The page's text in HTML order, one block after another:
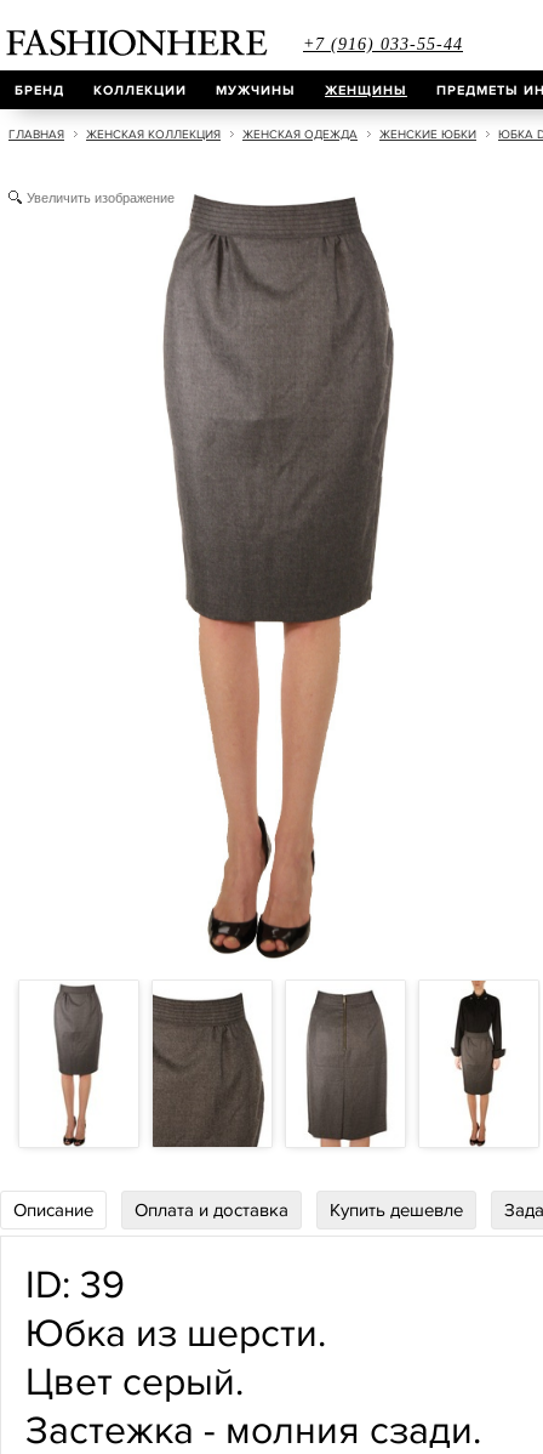
+7 (916) 033-55-44
БРЕНД КОЛЛЕКЦИИ МУЖЧИНЫ ЖЕНЩИНЫ ПРЕДМЕТЫ
ГЛАВНАЯ ЖЕНСКАЯ КОЛЛЕКЦИЯ ЖЕНСКАЯ ОДЕЖДА ЖЕНСКИЕ ЮБКИ ЮБКА
Увеличить изображение
Описание Оплата и доставка Купить дешевле
ID: 39
Юбка из шерсти.
Цвет серый.
Застежка - молния сзади.